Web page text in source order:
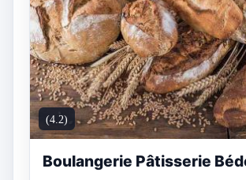
(4.2)
Boulangerie Pâtisserie